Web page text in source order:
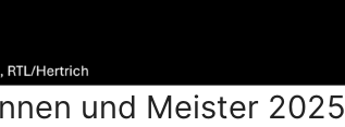
und Meister 2025